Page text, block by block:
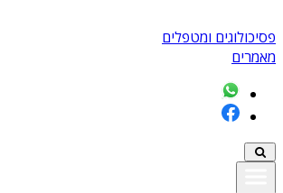
פסיכולוגים ומטפלים
מאמרים